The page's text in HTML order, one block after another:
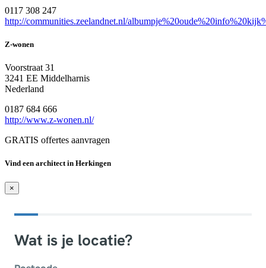
0117 308 247
http://communities.zeelandnet.nl/
Z-wonen
Voorstraat 31
3241 EE Middelharnis
Nederland
0187 684 666
http://www.z-wonen.nl/
GRATIS offertes aanvragen
Vind een architect in Herkingen
×